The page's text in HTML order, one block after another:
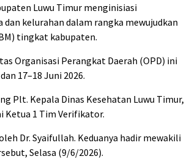
Luwu Timur menginisiasi
kelurahan dalam rangka mewujudkan
tingkat kabupaten.
Organisasi Perangkat Daerah (OPD) ini
17–18 Juni 2026.
Plt. Kepala Dinas Kesehatan Luwu Timur,
Ketua 1 Tim Verifikator.
Dr. Syaifullah. Keduanya hadir mewakili
Selasa (9/6/2026).